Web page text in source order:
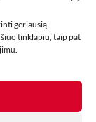
geriausią
tinklapiu, taip pat